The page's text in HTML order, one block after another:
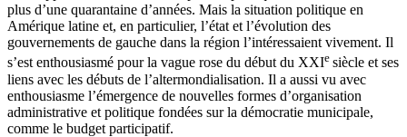
plus d’une quarantaine d’années. Mais la situation politique en
Amérique latine et, en particulier, l’état et l’évolution des
gouvernements de gauche dans la région l’intéressaient vivement. Il
s’est enthousiasmé pour la vague rose du début du XXIe siècle et ses
liens avec les débuts de l’altermondialisation. Il a aussi vu avec
enthousiasme l’émergence de nouvelles formes d’organisation
administrative et politique fondées sur la démocratie municipale,
comme le budget participatif.